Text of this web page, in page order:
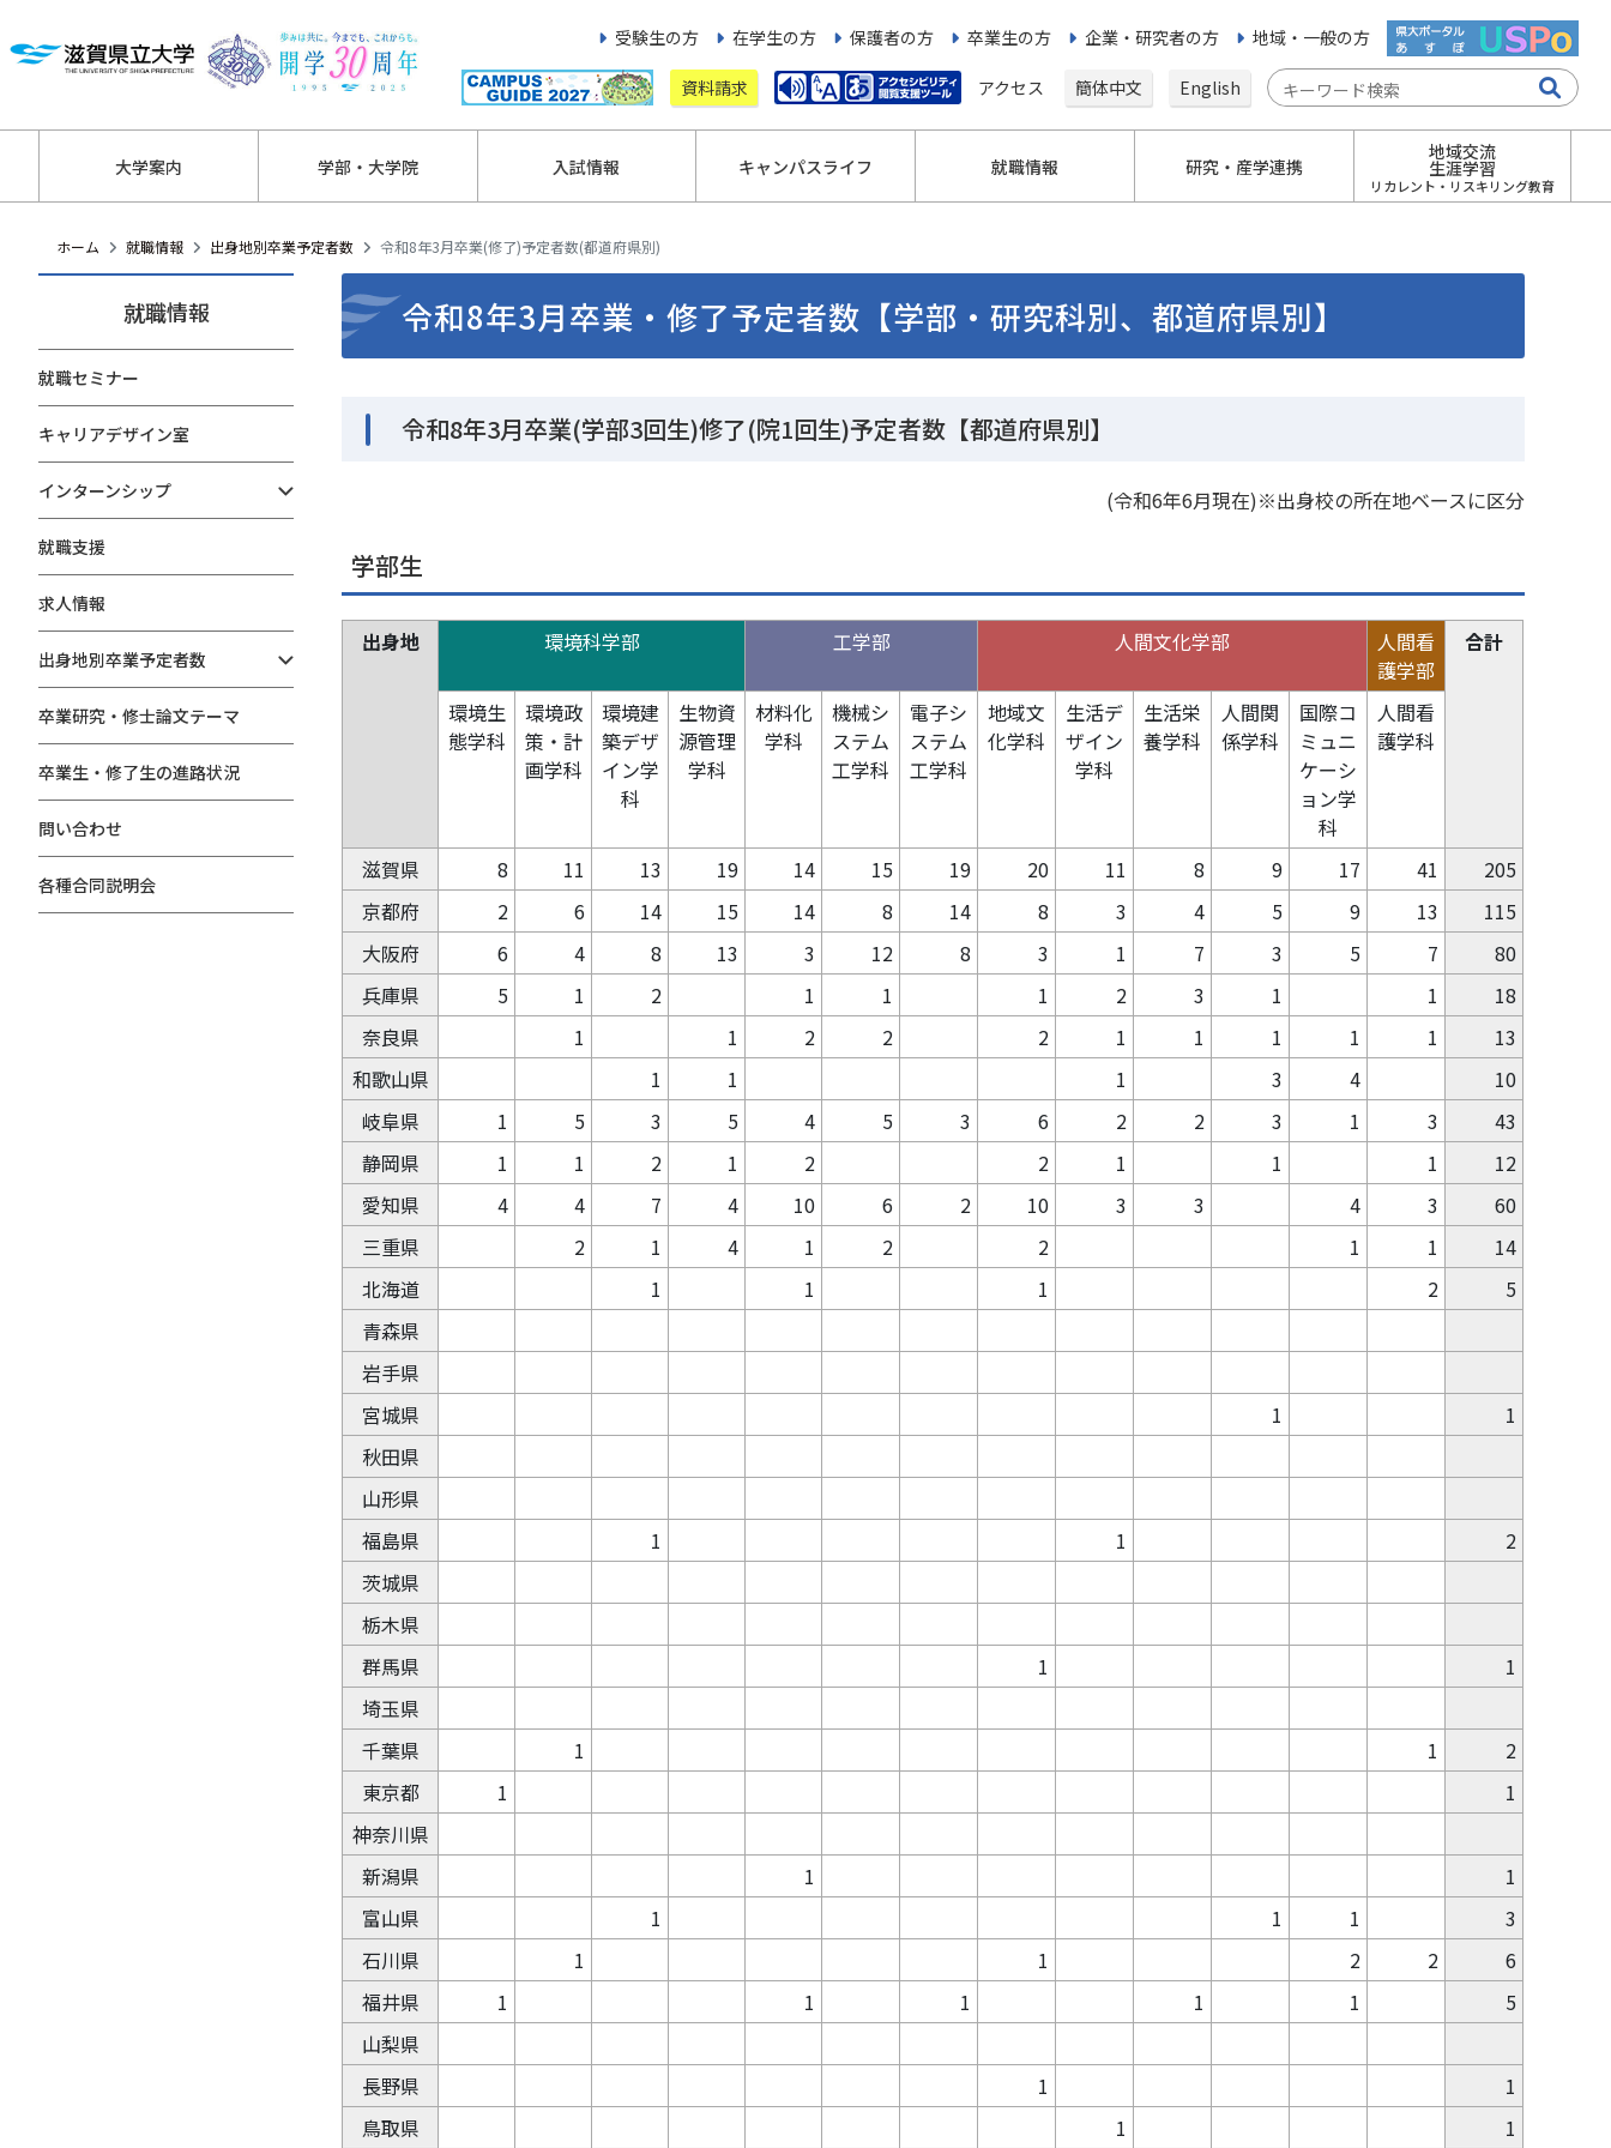
受験生の方 在学生の方 保護者の方 卒業生の方 企業・研究者の方 地域・一般の方
資料請求 アクセス 簡体中文 English
大学案内 学部・大学院 入試情報 キャンパスライフ 就職情報 研究・産学連携
地域交流
生涯学習
リカレント・リスキリング教育
ホーム 就職情報 出身地別卒業予定者数 令和8年3月卒業(修了)予定者数(都道府県別)
就職情報
就職セミナー
キャリアデザイン室
インターンシップ
就職支援
求人情報
出身地別卒業予定者数
卒業研究・修士論文テーマ
卒業生・修了生の進路状況
問い合わせ
各種合同説明会
令和8年3月卒業・修了予定者数【学部・研究科別、都道府県別】
令和8年3月卒業(学部3回生)修了(院1回生)予定者数【都道府県別】
(令和6年6月現在)※出身校の所在地ベースに区分
学部生
出身地 環境科学部 工学部 人間文化学部
人間看
護学部
合計
環境生
態学科
環境政
策・計
画学科
環境建
築デザ
イン学
科
生物資
源管理
学科
材料化
学科
機械シ
ステム
工学科
電子シ
ステム
工学科
地域文
化学科
生活デ
ザイン
学科
生活栄
養学科
人間関
係学科
国際コ
ミュニ
ケーシ
ョン学
科
人間看
護学科
滋賀県 8 11 13 19 14 15 19 20 11 8 9 17 41
205
京都府
2 6 14 15 14 8 14 8 3 4 5 9 13
115
大阪府
6 4 8 13 3 12 8 3 1 7 3 5 7
80
兵庫県
5 1 2 1 1 1 2 3 1 1
18
奈良県
1 1 2 2 2 1 1 1 1 1
13
和歌山県
1 1 1 3 4
10
岐阜県
1 5 3 5 4 5 3 6 2 2 3 1 3
43
静岡県
1 1 2 1 2 2 1 1 1
12
愛知県
4 4 7 4 10 6 2 10 3 3 4 3
60
三重県
2 1 4 1 2 2 1 1
14
北海道
1 1 1 2
5
青森県
岩手県
宮城県
1
1
秋田県
山形県
福島県
1 1
2
茨城県
栃木県
群馬県
1
1
埼玉県
千葉県
1 1
2
東京都
1
1
神奈川県
新潟県
1
1
富山県
1 1 1
3
石川県
1 1 2 2
6
福井県
1 1 1 1 1
5
山梨県
長野県
1
1
鳥取県
1
1